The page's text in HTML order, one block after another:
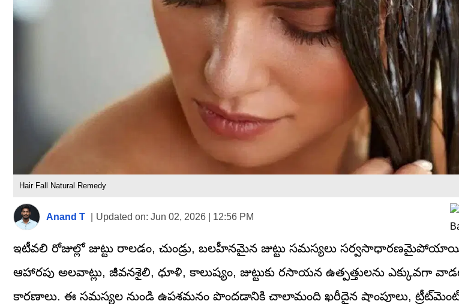
Hair Fall Natural Remedy
Anand T Updated on: Jun 02, 2026 | 12:56 PM
ఇటీవలి రోజుల్లో జుట్టు రాలడం, చుండ్రు, బలహీనమైన జుట్టు సమస్యలు
ఆహారపు అలవాట్లు, జీవనశైలి, ధూళి, కాలుష్యం, జుట్టుకు రసాయన ఉత్పత్తులను ఎక్కువగా
కారణాలు. ఈ సమస్యల నుండి ఉపశమనం పొందడానికి చాలామంది ఖరీదైన షాంపూలు,